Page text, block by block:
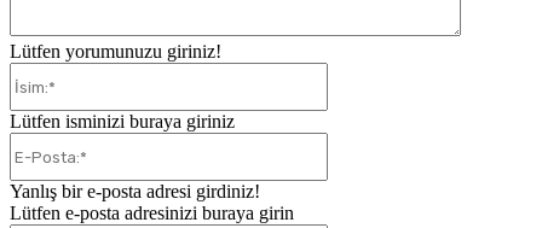
Lütfen yorumunuzu giriniz!
Lütfen isminizi buraya giriniz
Yanlış bir e-posta adresi girdiniz!
Lütfen e-posta adresinizi buraya girin